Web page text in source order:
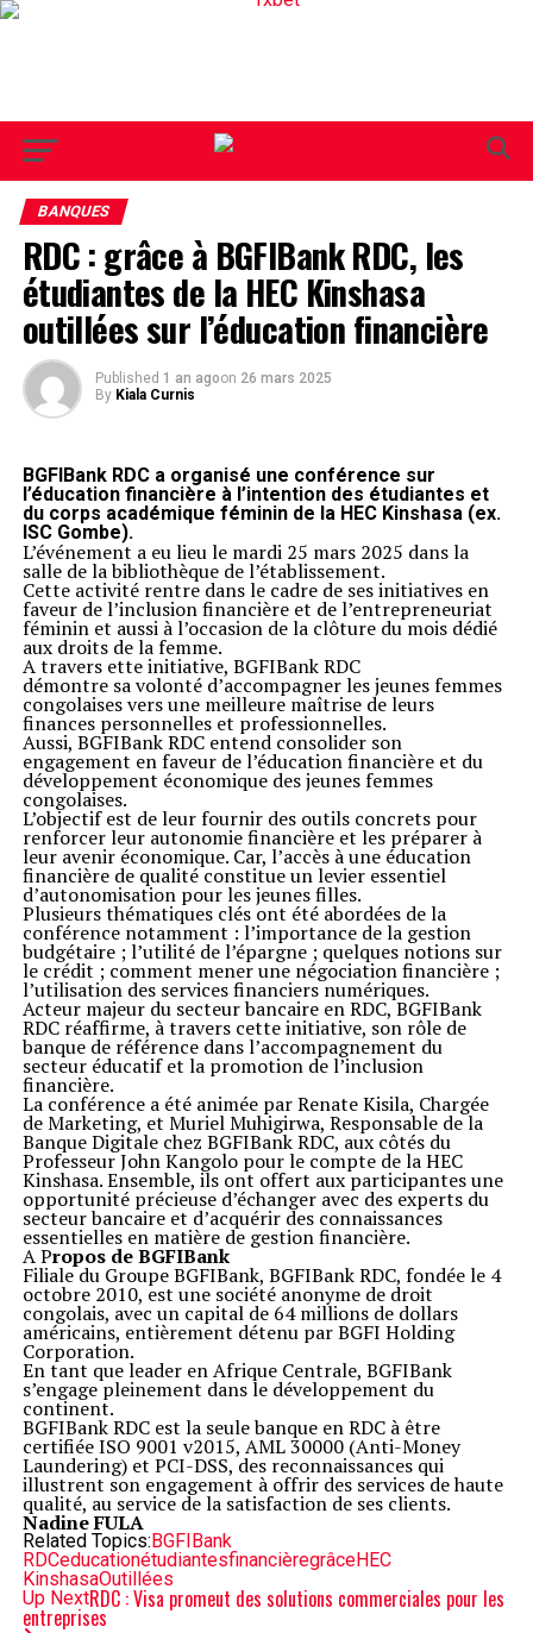
BANQUES
RDC : grâce à BGFIBank RDC, les
étudiantes de la HEC Kinshasa
outillées sur l’éducation financière
Published 1 an agoon 26 mars 2025
By Kiala Curnis
BGFIBank RDC a organisé une conférence sur
l’éducation financière à l’intention des étudiantes et
du corps académique féminin de la HEC Kinshasa (ex.
ISC Gombe).
L’événement a eu lieu le mardi 25 mars 2025 dans la
salle de la bibliothèque de l’établissement.
Cette activité rentre dans le cadre de ses initiatives en
faveur de l’inclusion financière et de l’entrepreneuriat
féminin et aussi à l’occasion de la clôture du mois dédié
aux droits de la femme.
A travers ette initiative, BGFIBank RDC
démontre sa volonté d’accompagner les jeunes femmes
congolaises vers une meilleure maîtrise de leurs
finances personnelles et professionnelles.
Aussi, BGFIBank RDC entend consolider son
engagement en faveur de l’éducation financière et du
développement économique des jeunes femmes
congolaises.
L’objectif est de leur fournir des outils concrets pour
renforcer leur autonomie financière et les préparer à
leur avenir économique. Car, l’accès à une éducation
financière de qualité constitue un levier essentiel
d’autonomisation pour les jeunes filles.
Plusieurs thématiques clés ont été abordées de la
conférence notamment : l’importance de la gestion
budgétaire ; l’utilité de l’épargne ; quelques notions sur
le crédit ; comment mener une négociation financière ;
l’utilisation des services financiers numériques.
Acteur majeur du secteur bancaire en RDC, BGFIBank
RDC réaffirme, à travers cette initiative, son rôle de
banque de référence dans l’accompagnement du
secteur éducatif et la promotion de l’inclusion
financière.
La conférence a été animée par Renate Kisila, Chargée
de Marketing, et Muriel Muhigirwa, Responsable de la
Banque Digitale chez BGFIBank RDC, aux côtés du
Professeur John Kangolo pour le compte de la HEC
Kinshasa. Ensemble, ils ont offert aux participantes une
opportunité précieuse d’échanger avec des experts du
secteur bancaire et d’acquérir des connaissances
essentielles en matière de gestion financière.
A Propos de BGFIBank
Filiale du Groupe BGFIBank, BGFIBank RDC, fondée le 4
octobre 2010, est une société anonyme de droit
congolais, avec un capital de 64 millions de dollars
américains, entièrement détenu par BGFI Holding
Corporation.
En tant que leader en Afrique Centrale, BGFIBank
s’engage pleinement dans le développement du
continent.
BGFIBank RDC est la seule banque en RDC à être
certifiée ISO 9001 v2015, AML 30000 (Anti-Money
Laundering) et PCI-DSS, des reconnaissances qui
illustrent son engagement à offrir des services de haute
qualité, au service de la satisfaction de ses clients.
Nadine FULA
Related Topics:BGFIBank
RDCeducationétudiantesfinancièregrâceHEC
KinshasaOutillées
Up NextRDC : Visa promeut des solutions commerciales pour les
entreprises